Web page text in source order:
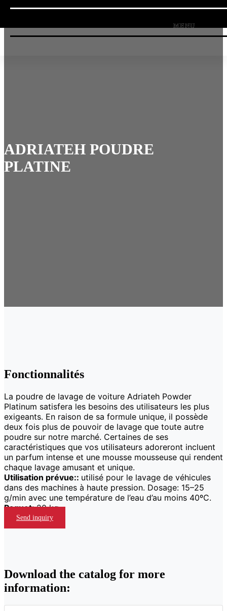
ADRIATEH POUDRE
PLATINE
Fonctionnalités
La poudre de lavage de voiture Adriateh Powder
Platinum satisfera les besoins des utilisateurs les plus
exigeants. En raison de sa formule unique, il possède
deux fois plus de pouvoir de lavage que toute autre
poudre sur notre marché. Certaines de ses
caractéristiques que vos utilisateurs adoreront incluent
un parfum intense et une mousse mousseuse qui rendent
chaque lavage amusant et unique.
Utilisation prévue:: utilisé pour le lavage de véhicules
dans des machines à haute pression. Dosage: 15–25
g/min avec une température de l’eau d’au moins 40ºC.
Paquet:20 kg
Send inquiry
Download the catalog for more
information: